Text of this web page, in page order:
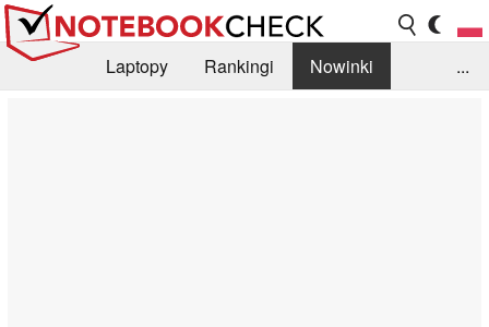
Laptopy Rankingi
Nowinki
...